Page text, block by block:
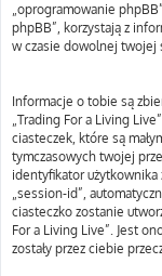
„oprogramowanie
phpBB”, korzystają z
w czasie dowolnej twojej
Informacje o tobie są
„Trading For a Living
ciasteczek, które są
tymczasowych twojej
identyfikator
„session-id”,
ciasteczko zostanie
For a Living Live”. Jest
zostały przez ciebie